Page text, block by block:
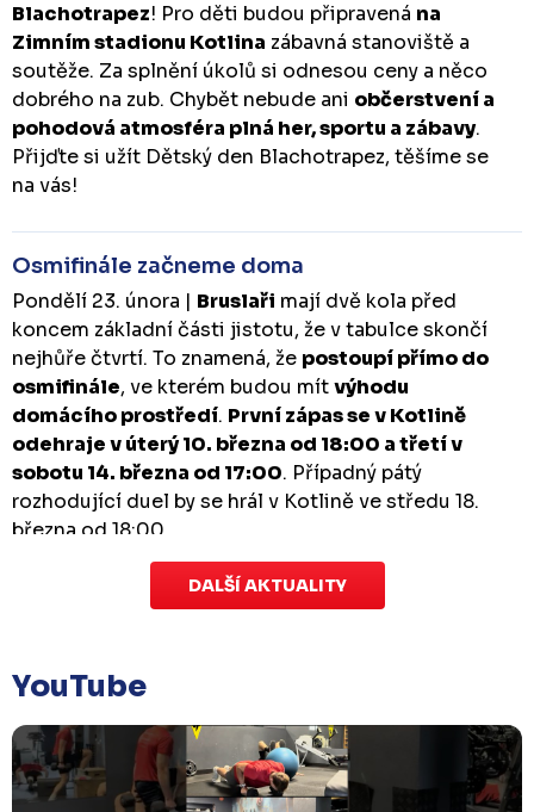
Blachotrapez! Pro děti budou připravená na
Zimním stadionu Kotlina zábavná stanoviště a
soutěže. Za splnění úkolů si odnesou ceny a něco
dobrého na zub. Chybět nebude ani občerstvení a
pohodová atmosféra plná her, sportu a zábavy.
Přijďte si užít Dětský den Blachotrapez, těšíme se
na vás!
Osmifinále začneme doma
Pondělí 23. února | Bruslaři mají dvě kola před
koncem základní části jistotu, že v tabulce skončí
nejhůře čtvrtí. To znamená, že postoupí přímo do
osmifinále, ve kterém budou mítvýhodu
domácího prostředí. První zápas se v Kotlině
odehraje v úterý 10. března od 18:00 a třetí v
sobotu 14. března od 17:00. Případný pátý
rozhodující duel by se hrál v Kotlině ve středu 18.
března od 18:00.
Zápas dorostu je odložen
které se mělo odehrát v pátek 30. ledna ve 14:15,
odloženo!Odehraje se v náhradním termínu, o
kterém se bude jednat.
DALŠÍ AKTUALITY
YouTube